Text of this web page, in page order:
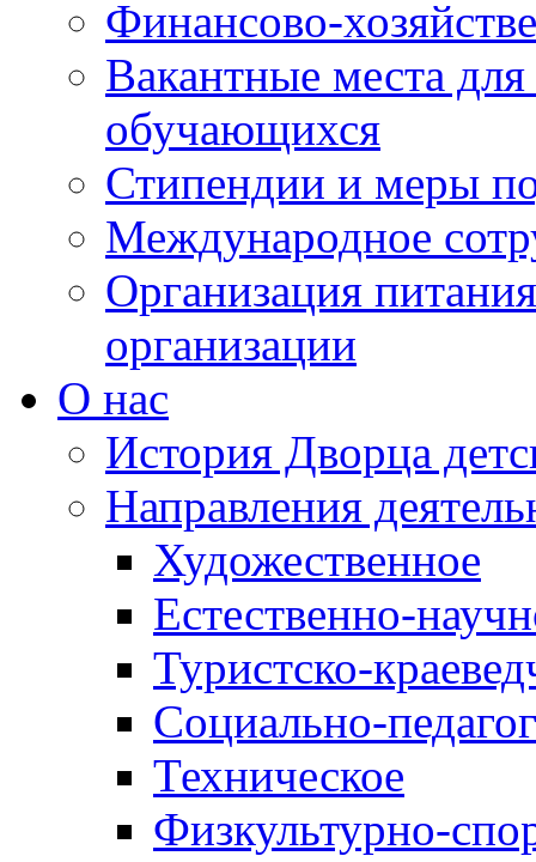
Финансово-
Вакантные места
обучающихся
Стипендии и меры
Международное
Организация
организации
О нас
История Дворца
Направления
Художественное
Естественно-
Туристско-
Социально-
Техническое
Физкультурно-